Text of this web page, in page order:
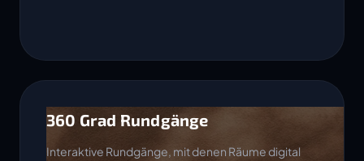
360 Grad Rundgänge
Interaktive Rundgänge, mit denen Räume digital